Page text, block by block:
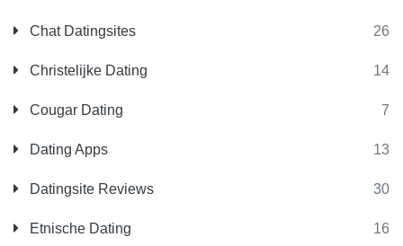
Chat Datingsites 26
Christelijke Dating 14
Cougar Dating 7
Dating Apps 13
Datingsite Reviews 30
Etnische Dating 16